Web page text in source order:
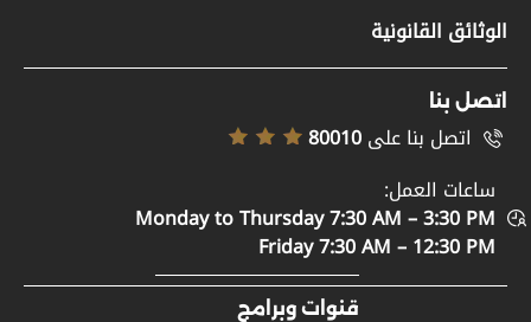
مواد صحفية
وظائف
تسجيل الموردين
خريطة الموقع
الدعم والمساعدة
اتصل بنا
المشاركة الرقمية
الوثائق القانونية
سياسة حقوق النشر
إخلاء المسؤولية
سياسة إمكانية الوصول
سياسة الخصوصية
الأحكام والشروط
اتصل بنا
اتصل بنا على80010
ساعات العمل:
Monday to Thursday 7:30 AM – 3:30 PM
Friday 7:30 AM – 12:30 PM
قنوات وبرامج